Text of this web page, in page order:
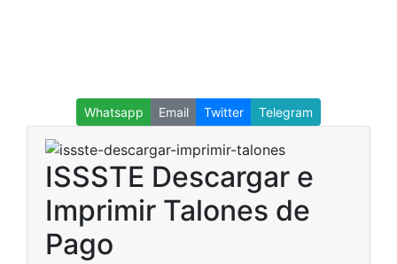
Whatsapp Email Twitter Telegram
ISSSTE Descargar e
Imprimir Talones de
Pago